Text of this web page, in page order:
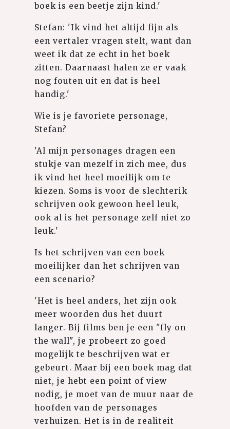
boek is een beetje zijn kind.'
Stefan: 'Ik vind het altijd fijn als
een vertaler vragen stelt, want dan
weet ik dat ze echt in het boek
zitten. Daarnaast halen ze er vaak
nog fouten uit en dat is heel
handig.'
Wie is je favoriete personage,
Stefan?
'Al mijn personages dragen een
stukje van mezelf in zich mee, dus
ik vind het heel moeilijk om te
kiezen. Soms is voor de slechterik
schrijven ook gewoon heel leuk,
ook al is het personage zelf niet zo
leuk.'
Is het schrijven van een boek
moeilijker dan het schrijven van
een scenario?
'Het is heel anders, het zijn ook
meer woorden dus het duurt
langer. Bij films ben je een "fly on
the wall", je probeert zo goed
mogelijk te beschrijven wat er
gebeurt. Maar bij een boek mag dat
niet, je hebt een point of view
nodig, je moet van de muur naar de
hoofden van de personages
verhuizen. Het is in de realiteit